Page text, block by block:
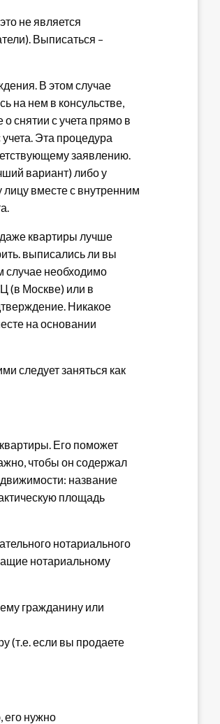
не является
Выписаться –
В этом случае
на нем в консульстве,
снятии с учета прямо в
Эта процедура
заявлению.
вариант) либо у
вместе с внутренним
квартиры лучше
выписались ли вы
случае необходимо
(в Москве) или в
Никакое
на основании
следует заняться как
Его поможет
чтобы он содержал
название
площадь
нотариального
нотариальному
гражданину или
(т.е. если вы продаете
его нужно